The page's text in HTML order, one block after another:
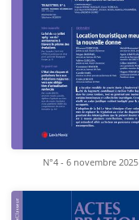
N°4 - 6 novembre 2025